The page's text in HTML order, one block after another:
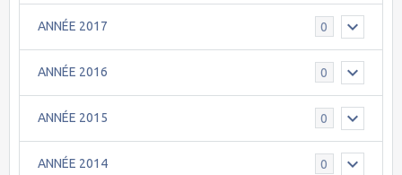
ANNÉE 2017 0
ANNÉE 2016 0
ANNÉE 2015 0
ANNÉE 2014 0